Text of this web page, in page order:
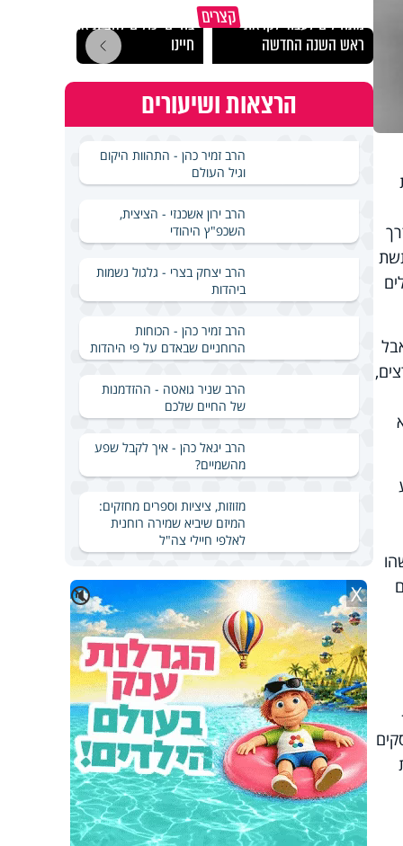
קצרים מתחילים לעבוד לקראת
ראש השנה החדשה
בחיים יכולים להצית את
חיינו
הרצאות ושיעורים
הרב זמיר כהן - התהוות היקום
וגיל העולם
הרב ירון אשכנזי - הציצית,
השכפ"ץ היהודי
הרב יצחק בצרי - גלגול נשמות
ביהדות
הרב זמיר כהן - הכוחות
הרוחניים שבאדם על פי היהדות
הרב שניר גואטה - ההזדמנות
של החיים שלכם
הרב יגאל כהן - איך לקבל שפע
מהשמיים?
מזוזות, ציציות וספרים מחזקים:
המיזם שיביא שמירה רוחנית
לאלפי חיילי צה"ל
🔇 X